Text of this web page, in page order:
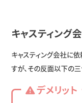
キャスティング
キャスティング会社に
すが、その反面以下の三
デメリット